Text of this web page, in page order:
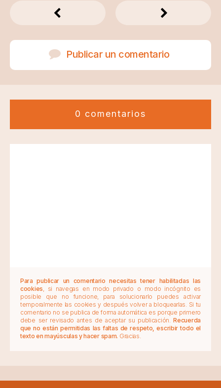
Publicar un comentario
0 comentarios
Para publicar un comentario necesitas tener habilitadas las
cookies , si navegas en modo privado o modo incógnito es
posible que no funcione, para solucionarlo puedes activar
temporalmente las cookies y después volver a bloquearlas. Si tu
comentario no se publica de forma automática es porque primero
debe ser revisado antes de aceptar su publicación.Recuerda
que no están permitidas las faltas de respeto, escribir todo el
texto en mayúsculas y hacer spam. Gracias.